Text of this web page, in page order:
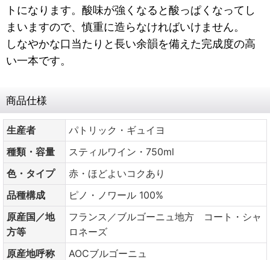
トになります。酸味が強くなると酸っぱくなってし
まいますので、慎重に造らなければいけません。
しなやかな口当たりと長い余韻を備えた完成度の高
い一本です。
商品仕様
生産者
パトリック・ギュイヨ
種類・容量
スティルワイン・750ml
色・タイプ
赤・ほどよいコクあり
品種構成
ピノ・ノワール 100%
原産国／地
方等
フランス／ブルゴーニュ地方 コート・シャ
ロネーズ
原産地呼称
AOCブルゴーニュ